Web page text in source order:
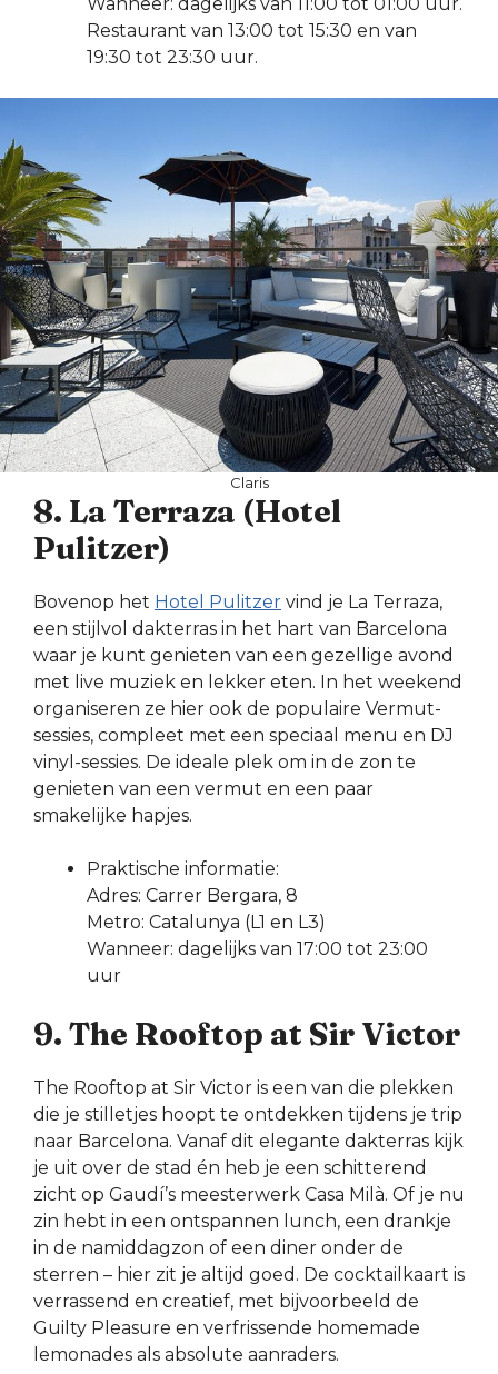
Restaurant van 13:00 tot 15:30 en van
19:30 tot 23:30 uur.
Claris
8. La Terraza (Hotel
Pulitzer)
Bovenop het Hotel Pulitzer vind je La Terraza,
een stijlvol dakterras in het hart van Barcelona
waar je kunt genieten van een gezellige avond
met live muziek en lekker eten. In het weekend
organiseren ze hier ook de populaire Vermut-
sessies, compleet met een speciaal menu en DJ
vinyl-sessies. De ideale plek om in de zon te
genieten van een vermut en een paar
smakelijke hapjes.
Praktische informatie:
Adres: Carrer Bergara, 8
Metro: Catalunya (L1 en L3)
Wanneer: dagelijks van 17:00 tot 23:00
uur
9. The Rooftop at Sir Victor
The Rooftop at Sir Victor is een van die plekken
die je stilletjes hoopt te ontdekken tijdens je trip
naar Barcelona. Vanaf dit elegante dakterras kijk
je uit over de stad én heb je een schitterend
zicht op Gaudí’s meesterwerk Casa Milà. Of je nu
zin hebt in een ontspannen lunch, een drankje
in de namiddagzon of een diner onder de
sterren – hier zit je altijd goed. De cocktailkaart is
verrassend en creatief, met bijvoorbeeld de
Guilty Pleasure en verfrissende homemade
lemonades als absolute aanraders.